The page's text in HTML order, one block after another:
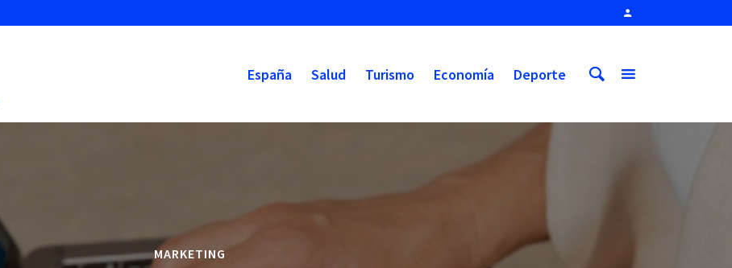
España Salud Turismo Economía Deporte
MARKETING